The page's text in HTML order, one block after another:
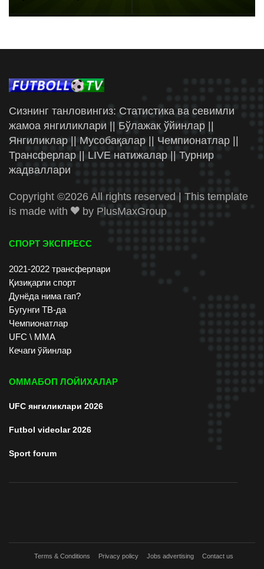
Сизнинг танловингиз: Статистика ва севимли
жамоа янгиликлари || Бўлажак ўйинлар ||
Янгиликлар || Мусобақалар || Чемпионатлар ||
Трансферлар || LIVE натижалар || Турнир
жадваллари
Copyright ©2026 All rights reserved | This template
is made with
by PlusMaxGroup
СПОРТ ЭКСПРЕСС
2021-2022 трансферлари
Қизиқарли спорт
Дунёда нима гап?
Бугунги ТВ-да
Чемпионатлар
UFC \ ММА
Кечаги ўйинлар
ОММАБОП ЛОЙИХАЛАР
UFC янгиликлари 2026
Futbol videolar 2026
Sport forum
Terms & Conditions Privacy policy Jobs advertising Contact us